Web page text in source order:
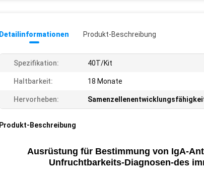
Detailinformationen Produkt-Beschreibung
Spezifikation: 40T/Kit
Haltbarkeit: 18 Monate
Hervorheben:
Produkt-Beschreibung
Ausrüstung für Bestimmung von IgA-
Unfruchtbarkeits-Diagnosen-des